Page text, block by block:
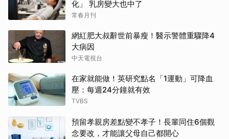
化」 乳房變大也中了
常春月刊
網紅肥大叔辭世前暴瘦！醫示警體重驟降4
大病因
中天電視台
在家就能做！英研究點名「1運動」可降血
壓：每週24分鐘就有效
TVBS
預留孝親房差點變不孝子！長輩同住6個觀
念要改，才能讓父母自己都開心